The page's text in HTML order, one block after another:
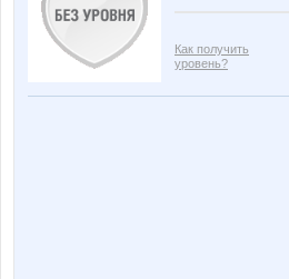
Как получить
уровень?